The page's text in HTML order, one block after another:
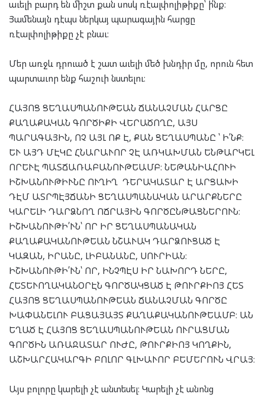
աւելի բարդ են միշտ քան սոսկ ռէալփոլիթիքը՝ ի՛նք։
Յամենայն դէպս ներկայ պարագային հարցը
ռէալփոլիթիքը չէ բնաւ։
Մեր առջև դրուած է շատ աւելի մեծ խնդիր մը, որուն հետ
պարտաւոր ենք հաշուի նստելու։
ՀԱՅՈՑ ՑԵՂԱՍՊԱՆՈՒԹԵԱՆ ՃԱՆԱՉՄԱՆ ՀԱՐՑԸ
ՔԱՂԱՔԱԿԱՆ ԳՈՐԾԻՔԻ ՎԵՐԱԾՈՂԸ, ԱՅՍ
ՊԱՐԱԳԱՅԻՆ, ՈՉ ԱՅԼ ՈՔ Է, ՔԱՆ ՑԵՂԱՍՊԱՆԸ ՝ Ի՛ՆՔ։
ԵՒ ԱՅԴ ՄԷԿԸ ՀՆԱՐԱՒՈՐ ՉԷ ԱՌԿԱԽՄԱՆ ԵՆԹԱՐԿԵԼ
ՈՐԵՒԷ ՊԱՏՃԱՌԱԲԱՆՈՒԹԵԱՄԲ։ ՆԵԹԱՆԻԱՀՈՒԻ
ԻՇԽԱՆՈՒԹԻՒՆԸ ՈՒՂԻՂ ԴԵՐԱԿԱՏԱՐ Է ԱՐՑԱԽԻ
ԴԷՄ ԱՏՐՊԷՅՃԱՆԻ ՑԵՂԱՍՊԱՆԱԿԱՆ ԱՐԱՐՔՆԵՐԸ
ԿԱՐԵԼԻ ԴԱՐՁՆՈՂ ՈՃՐԱՅԻՆ ԳՈՐԾԸՆԹԱՑՆԵՐՈՒՆ։
ԻՇԽԱՆՈՒԹԻ՛ՒՆ՝ ՈՐ ԻՐ ՑԵՂԱՍՊԱՆԱԿԱՆ
ՔԱՂԱՔԱԿԱՆՈՒԹԵԱՆ ՆՇԱՒԱԿ ԴԱՐՁՈՒՑԱԾ Է
ԿԱԶԱՆ, ԻՐԱՆԸ, ԼԻԲԱՆԱՆԸ, ՍՈՒՐԻԱՆ։
ԻՇԽԱՆՈՒԹԻ՛ՒՆ՝ ՈՐ, ԻՆՉՊԷՍ ԻՐ ՆԱԽՈՐԴ ՆԵՐԸ,
ՀԵՏԵՒՈՂԱԿԱՆՕՐԷՆ ԳՈՐԾԱԿՑԱԾ Է ԹՈՒՐՔԻՈՅ ՀԵՏ
ՀԱՅՈՑ ՑԵՂԱՍՊԱՆՈՒԹԵԱՆ ՃԱՆԱՉՄԱՆ ԳՈՐԾԸ
ԽԱՓԱՆԵԼՈՒ ԲԱՑԱՅԱՅՏ ՔԱՂԱՔԱԿԱՆՈՒԹԵԱՄԲ։ ԱՆ
ԵՂԱԾ Է ՀԱՅՈՑ ՑԵՂԱՍՊԱՆՈՒԹԵԱՆ ՈՒՐԱՑՄԱՆ
ԳՈՐԾԻՆ ԱՌԱՋԱՏԱՐ ՈՒԺԸ, ԹՈՒՐՔԻՈՅ ԿՈՂՔԻՆ,
ԱՇԽԱՐՀԱԿԱՐԳԻ ԲՈԼՈՐ ԳԼԽԱՒՈՐ ԲԵՄԵՐՈՒՆ ՎՐԱՅ։
Այս բոլորը կարելի չէ անտեսել։ Կարելի չէ անոնց